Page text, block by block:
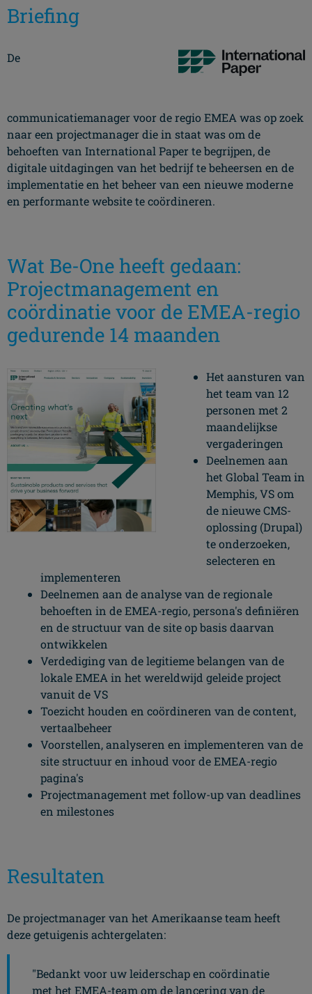
Briefing
De
communicatiemanager voor de regio EMEA was op zoek
naar een projectmanager die in staat was om de
behoeften van International Paper te begrijpen, de
digitale uitdagingen van het bedrijf te beheersen en de
implementatie en het beheer van een nieuwe moderne
en performante website te coördineren.
Wat Be-One heeft gedaan:
Projectmanagement en
coördinatie voor de EMEA-regio
gedurende 14 maanden
Het aansturen van
het team van 12
personen met 2
maandelijkse
vergaderingen
Deelnemen aan
het Global Team in
Memphis, VS om
de nieuwe CMS-
oplossing (Drupal)
te onderzoeken,
selecteren en
implementeren
Deelnemen aan de analyse van de regionale
behoeften in de EMEA-regio, persona's definiëren
en de structuur van de site op basis daarvan
ontwikkelen
Verdediging van de legitieme belangen van de
lokale EMEA in het wereldwijd geleide project
vanuit de VS
Toezicht houden en coördineren van de content,
vertaalbeheer
Voorstellen, analyseren en implementeren van de
site structuur en inhoud voor de EMEA-regio
pagina's
Projectmanagement met follow-up van deadlines
en milestones
Resultaten
De projectmanager van het Amerikaanse team heeft
deze getuigenis achtergelaten:
"Bedankt voor uw leiderschap en coördinatie
met het EMEA-team om de lancering van de